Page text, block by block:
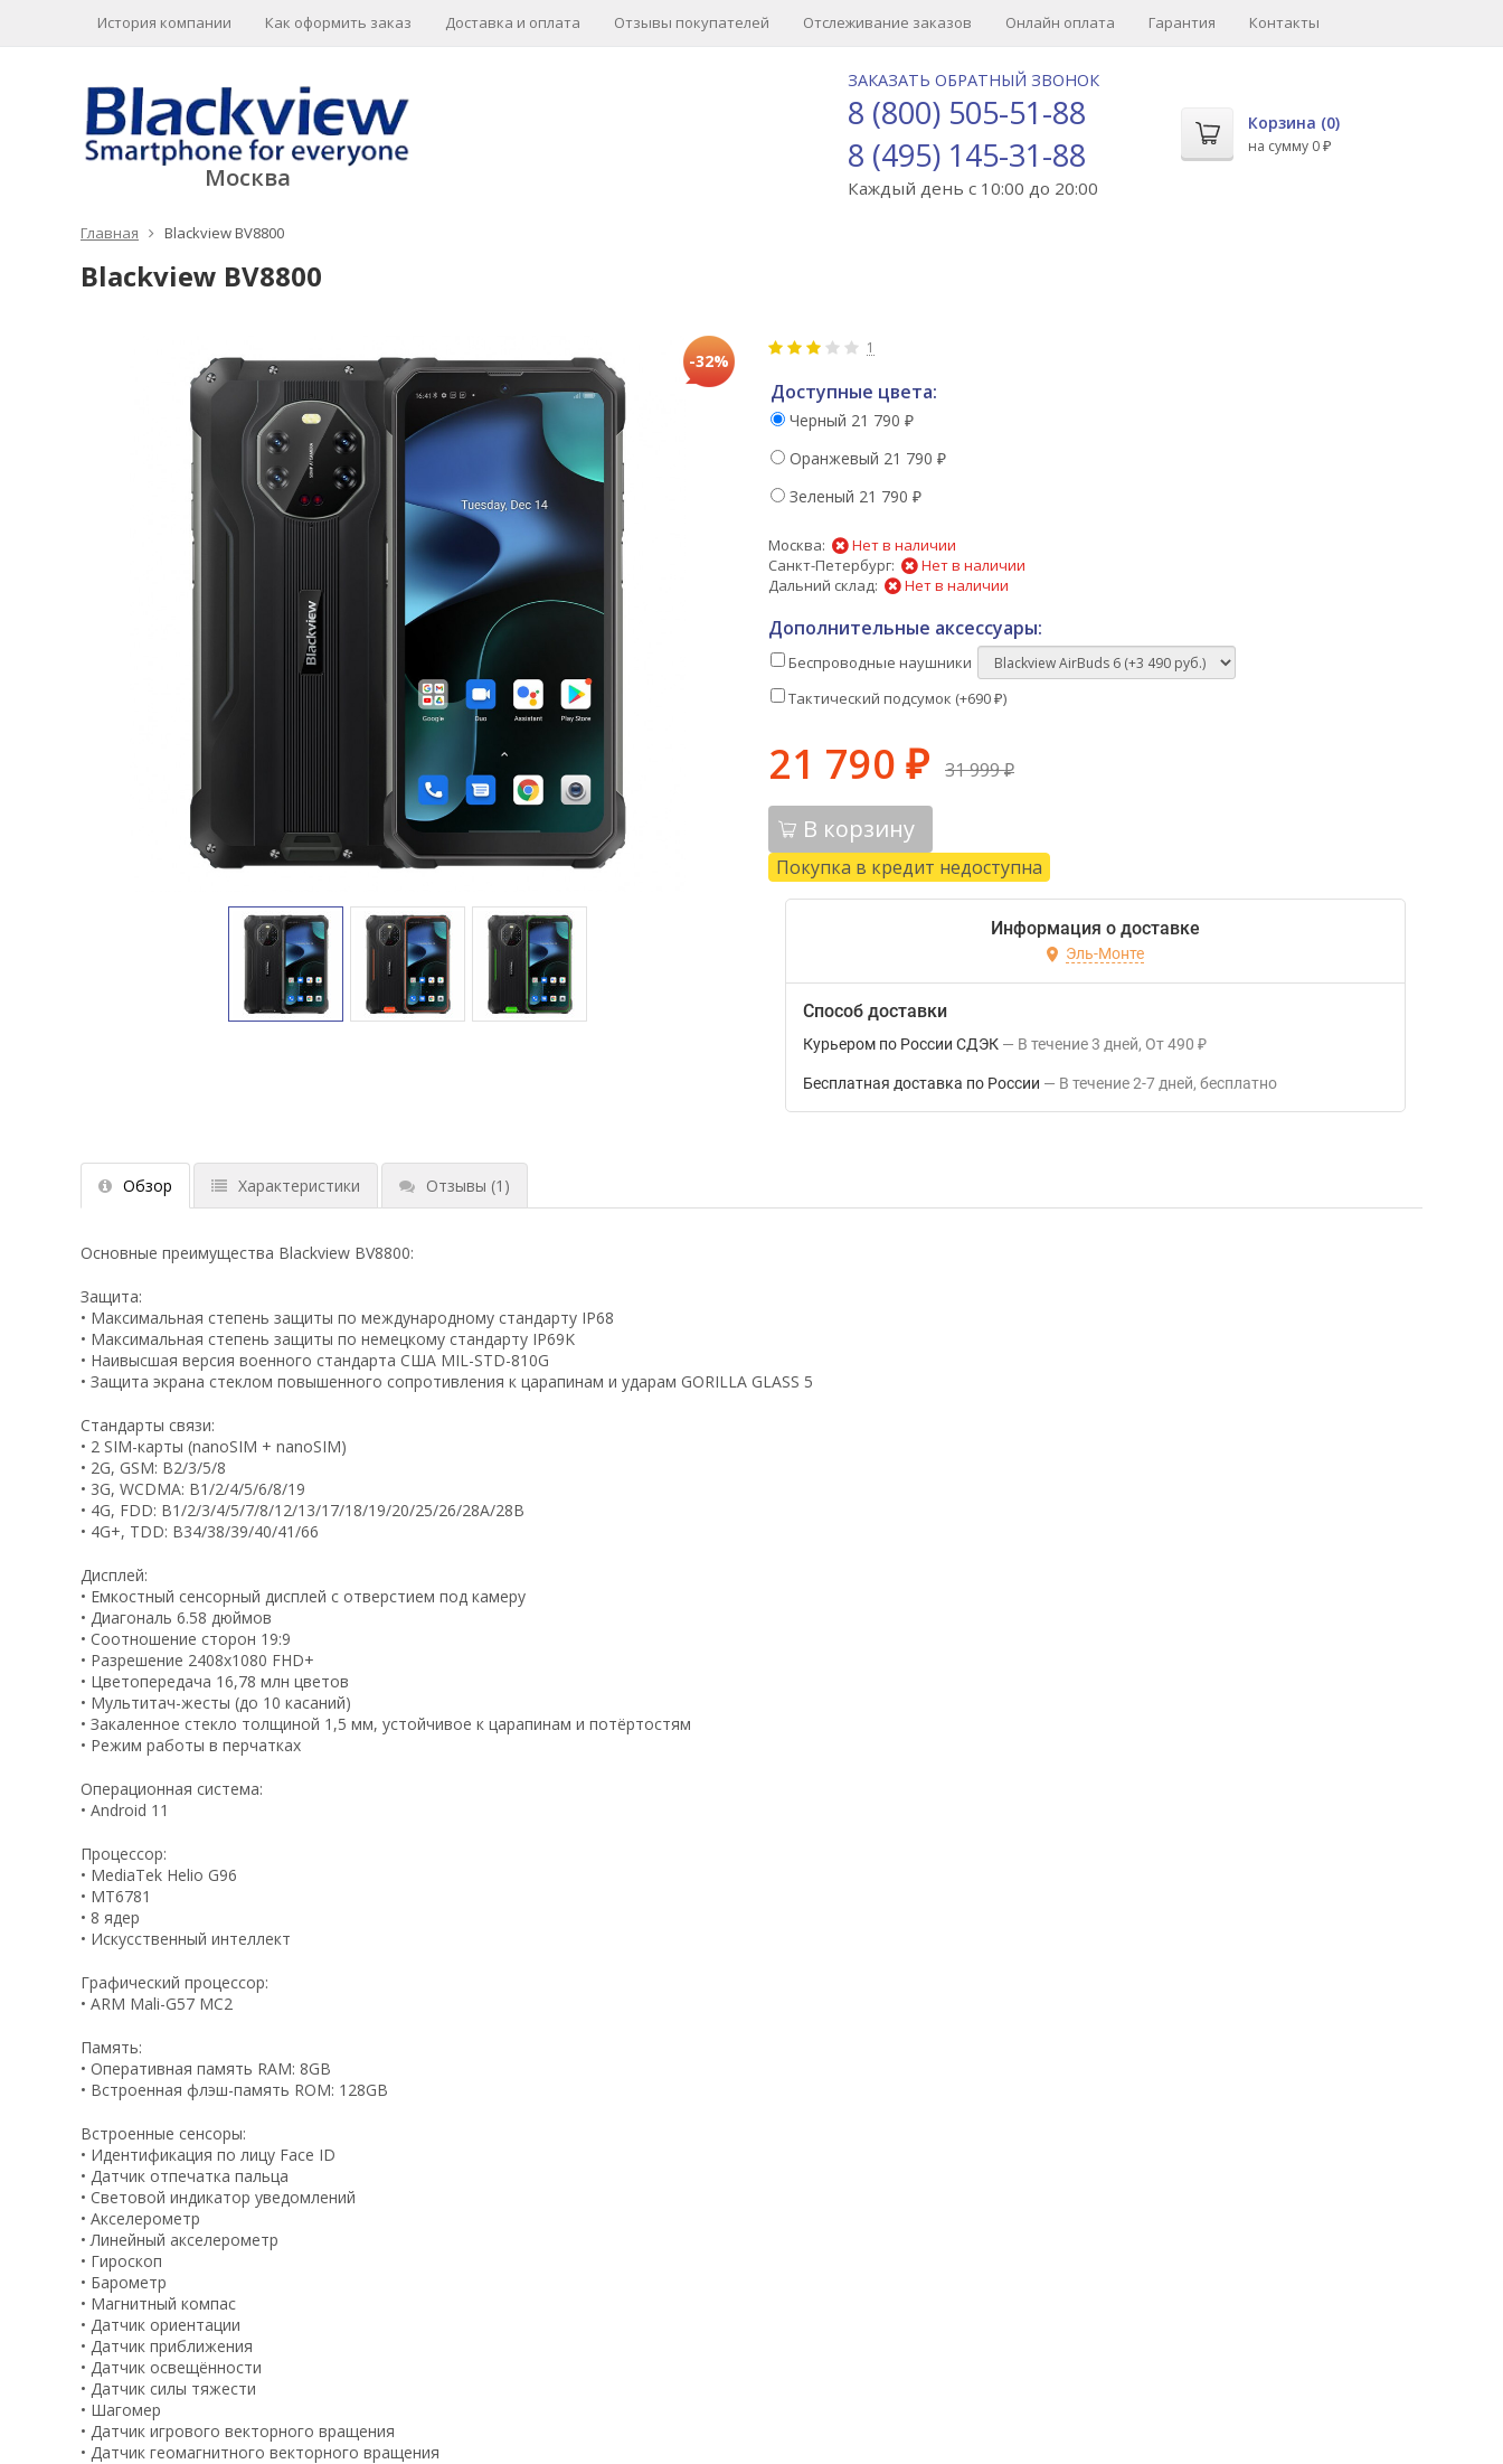
История компании Как оформить заказ Доставка и оплата Отзывы покупателей Отслеживание заказов Онлайн оплата Гарантия Контакты
Москва
ЗАКАЗАТЬ ОБРАТНЫЙ ЗВОНОК
8 (800) 505-51-88
8 (495) 145-31-88
Каждый день с 10:00 до 20:00
Корзина (0)
на сумму 0 ₽
Главная Blackview BV8800
Blackview BV8800
-32%
1
Доступные цвета:
Черный 21 790 ₽
Оранжевый 21 790 ₽
Зеленый 21 790 ₽
Москва:
Нет в наличии
Санкт-Петербург:
Нет в наличии
Дальний склад:
Нет в наличии
Дополнительные аксессуары:
Беспроводные наушники
Тактический подсумок (+690 ₽)
21 790 ₽ 31 999₽
В корзину
Покупка в кредит недоступна
Информация о доставке
Эль-Монте
Способ доставки
Курьером по России СДЭК В течение3 дней От 490 ₽
Бесплатная доставка по России В течение2-7 дней Бесплатно
Обзор Характеристики Отзывы (1)
Основные преимущества Blackview BV8800:
Защита:
• Максимальная степень защиты по международному стандарту IP68
• Максимальная степень защиты по немецкому стандарту IP69K
• Наивысшая версия военного стандарта США MIL-STD-810G
• Защита экрана стеклом повышенного сопротивления к царапинам и ударам GORILLA GLASS 5
Стандарты связи:
• 2 SIM-карты (nanoSIM + nanoSIM)
• 2G, GSM: B2/3/5/8
• 3G, WCDMA: B1/2/4/5/6/8/19
• 4G, FDD: B1/2/3/4/5/7/8/12/13/17/18/19/20/25/26/28A/28B
• 4G+, TDD: B34/38/39/40/41/66
Дисплей:
• Емкостный сенсорный дисплей с отверстием под камеру
• Диагональ 6.58 дюймов
• Соотношение сторон 19:9
• Разрешение 2408х1080 FHD+
• Цветопередача 16,78 млн цветов
• Мультитач-жесты (до 10 касаний)
• Закаленное стекло толщиной 1,5 мм, устойчивое к царапинам и потёртостям
• Режим работы в перчатках
Операционная система:
• Android 11
Процессор:
• MediaTek Helio G96
• MT6781
• 8 ядер
• Искусственный интеллект
Графический процессор:
• ARM Mali-G57 MC2
Память:
• Оперативная память RAM: 8GB
• Встроенная флэш-память ROM: 128GB
Встроенные сенсоры:
• Идентификация по лицу Face ID
• Датчик отпечатка пальца
• Световой индикатор уведомлений
• Акселерометр
• Линейный акселерометр
• Гироскоп
• Барометр
• Магнитный компас
• Датчик ориентации
• Датчик приближения
• Датчик освещённости
• Датчик силы тяжести
• Шагомер
• Датчик игрового векторного вращения
• Датчик геомагнитного векторного вращения